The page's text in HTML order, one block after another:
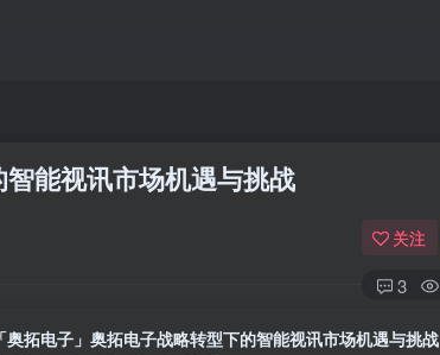
智能视讯市场机遇与挑战
关注
3
「奥拓电子」奥拓电子战略转型下的智能视讯市场机遇与挑战